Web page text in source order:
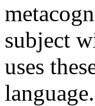
subject
uses